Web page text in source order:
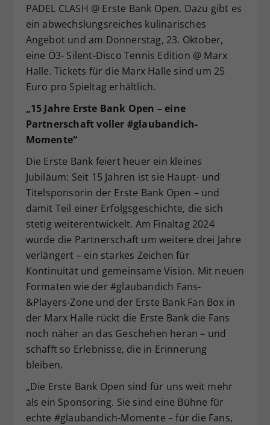
PADEL CLASH @ Erste Bank Open. Dazu gibt es
ein abwechslungsreiches kulinarisches
Angebot und am Donnerstag, 23. Oktober,
eine Ö3- Silent-Disco Tennis Edition @ Marx
Halle. Tickets für die Marx Halle sind um 25
Euro pro Spieltag erhältlich.
„15 Jahre Erste Bank Open – eine
Partnerschaft voller #glaubandich-
Momente“
Die Erste Bank feiert heuer ein kleines
Jubiläum: Seit 15 Jahren ist sie Haupt- und
Titelsponsorin der Erste Bank Open – und
damit Teil einer Erfolgsgeschichte, die sich
stetig weiterentwickelt. Am Finaltag 2024
wurde die Partnerschaft um weitere drei Jahre
verlängert – ein starkes Zeichen für
Kontinuität und gemeinsame Vision. Mit neuen
Formaten wie der #glaubandich Fans-
&Players-Zone und der Erste Bank Fan Box in
der Marx Halle rückt die Erste Bank die Fans
noch näher an das Geschehen heran – und
schafft so Erlebnisse, die in Erinnerung
bleiben.
„Die Erste Bank Open sind für uns weit mehr
als ein Sponsoring. Sie sind eine Bühne für
echte #glaubandich-Momente – für die Fans,